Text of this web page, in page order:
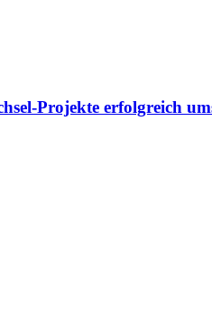
Projekte erfolgreich